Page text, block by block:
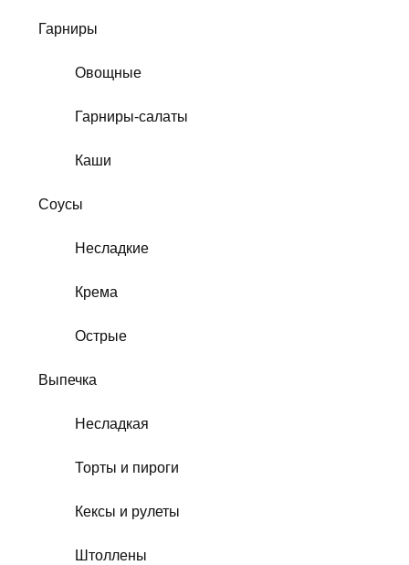
Гарниры
Овощные
Гарниры-салаты
Каши
Соусы
Несладкие
Крема
Острые
Выпечка
Несладкая
Торты и пироги
Кексы и рулеты
Штоллены